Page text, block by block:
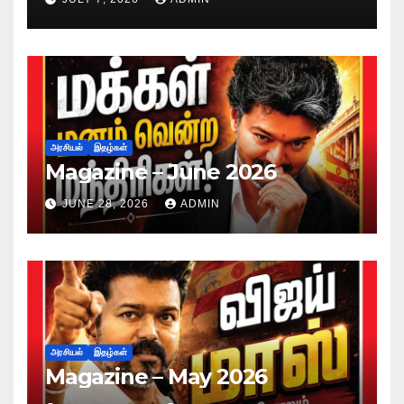
அரசியல் இதழ்கள்
Magazine – June 2026
JUNE 28, 2026 ADMIN
அரசியல் இதழ்கள்
Magazine – May 2026